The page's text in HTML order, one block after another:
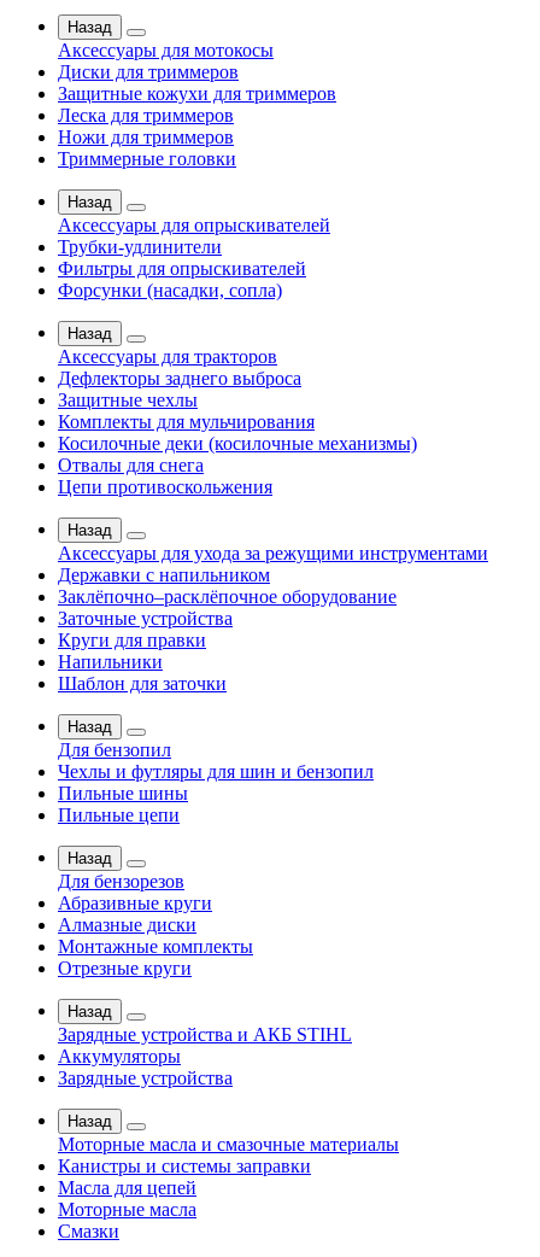
Назад
Аксессуары для мотокосы
Диски для триммеров
Защитные кожухи для триммеров
Леска для триммеров
Ножи для триммеров
Триммерные головки
Назад
Аксессуары для опрыскивателей
Трубки-удлинители
Фильтры для опрыскивателей
Форсунки (насадки, сопла)
Назад
Аксессуары для тракторов
Дефлекторы заднего выброса
Защитные чехлы
Комплекты для мульчирования
Косилочные деки (косилочные механизмы)
Отвалы для снега
Цепи противоскольжения
Назад
Аксессуары для ухода за режущими инструментами
Державки с напильником
Заклёпочно–расклёпочное оборудование
Заточные устройства
Круги для правки
Напильники
Шаблон для заточки
Назад
Для бензопил
Чехлы и футляры для шин и бензопил
Пильные шины
Пильные цепи
Назад
Для бензорезов
Абразивные круги
Алмазные диски
Монтажные комплекты
Отрезные круги
Назад
Зарядные устройства и АКБ STIHL
Аккумуляторы
Зарядные устройства
Назад
Моторные масла и смазочные материалы
Канистры и системы заправки
Масла для цепей
Моторные масла
Смазки